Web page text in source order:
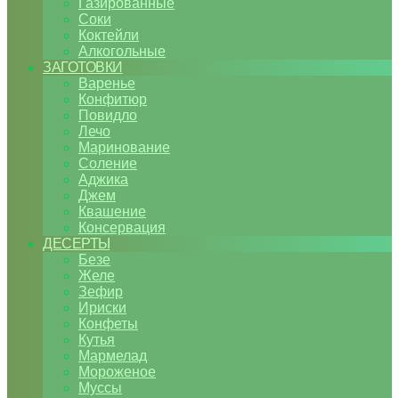
Газированные
Соки
Коктейли
Алкогольные
ЗАГОТОВКИ
Варенье
Конфитюр
Повидло
Лечо
Маринование
Соление
Аджика
Джем
Квашение
Консервация
ДЕСЕРТЫ
Безе
Желе
Зефир
Ириски
Конфеты
Кутья
Мармелад
Мороженое
Муссы